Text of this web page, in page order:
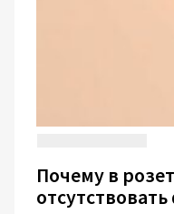
Почему в